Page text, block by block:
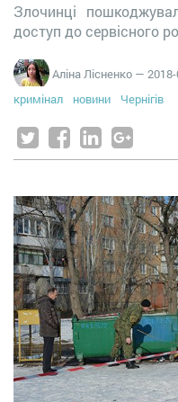
Злочинці
доступ до сервісного
Аліна Лісненко —
кримінал
новини Чернігів